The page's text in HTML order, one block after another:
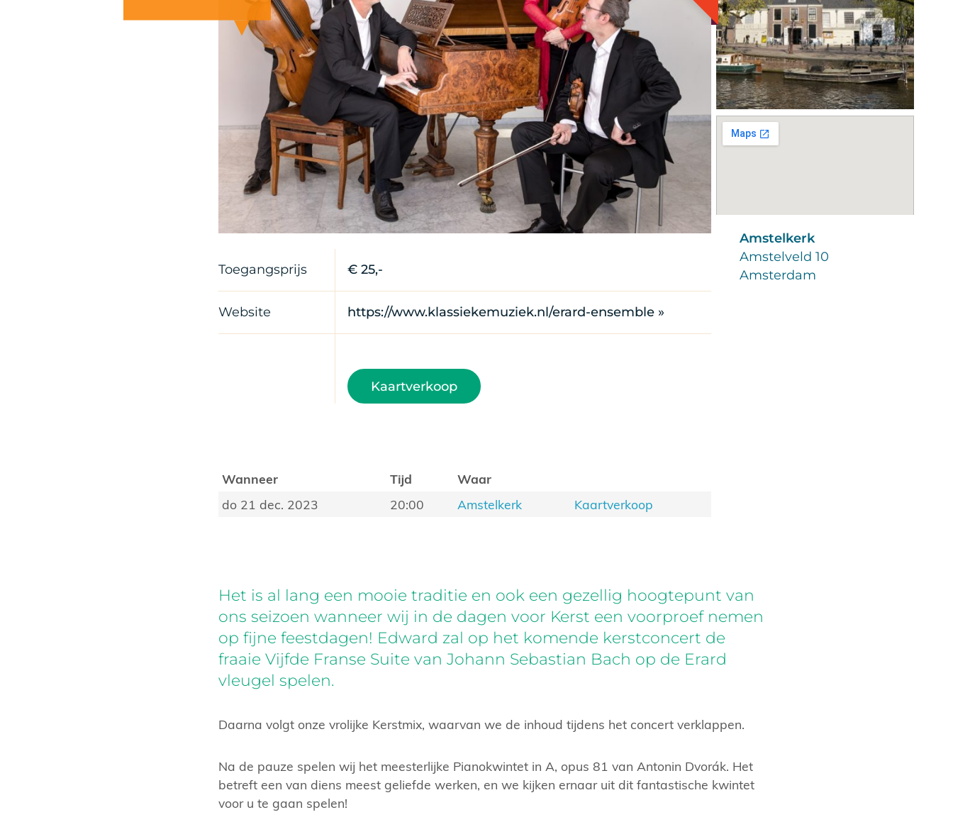
Copyright Bas Uterwijk 2018
Toegangsprijs € 25,-
Website https://www.klassiekemuziek.nl/erard-ensemble »
Kaartverkoop
Wanneer Tijd
Waar
do 21 dec. 2023
20:00 Amstelkerk Kaartverkoop
Amstelkerk
Amstelveld 10
Amsterdam
Het is al lang een mooie traditie en ook een gezellig hoogtepunt van
ons seizoen wanneer wij in de dagen voor Kerst een voorproef nemen
op fijne feestdagen! Edward zal op het komende kerstconcert de
fraaie Vijfde Franse Suite van Johann Sebastian Bach op de Erard
vleugel spelen.
Daarna volgt onze vrolijke Kerstmix, waarvan we de inhoud tijdens het concert verklappen.
Na de pauze spelen wij het meesterlijke Pianokwintet in A, opus 81 van Antonin Dvorák. Het
betreft een van diens meest geliefde werken, en we kijken ernaar uit dit fantastische kwintet
voor u te gaan spelen!